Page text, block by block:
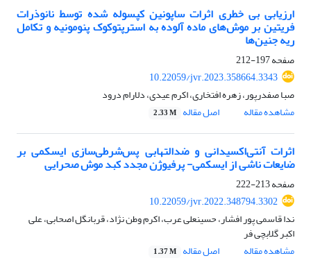
ارزیابی بی خطری اثرات ساپونین کپسوله شده توسط نانوذرات
فریتین بر موش‌های ماده آلوده به استرپتوکوک پنومونیه و تکامل
ریه جنین‌ها
صفحه197-212
10.22059/jvr.2023.358664.3343
صبا صفدرپور، زهره افتخاری، اکرم عیدی، دلارام درود
مشاهده مقاله
اصل مقاله 2.33 M
اثرات آنتی‌اکسیدانی و ضد‌التهابی پس‌شرطی‌سازی ایسکمی بر
ضایعات ناشی از ایسکمی- پرفیوژن مجدد کبد موش صحرایی
صفحه213-222
10.22059/jvr.2022.348794.3302
ندا قاسمی پور افشار، حسینعلی عرب، اکرم وطن نژاد، قربانگل اصحابی، علی
اکبر گلابچی فر
مشاهده مقاله
اصل مقاله 1.37 M